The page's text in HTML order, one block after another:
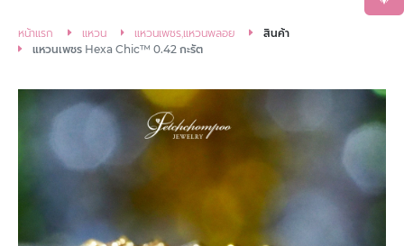
หน้าแรก แหวน แหวนเพชร,แหวนพลอย
สินค้า
แหวนเพชร Hexa Chic™ 0.42 กะรัต